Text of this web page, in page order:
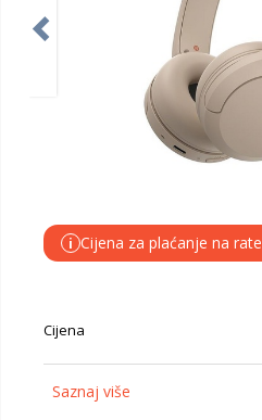
i Cijena za plaćanje na
Cijena
Saznaj više